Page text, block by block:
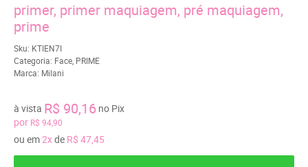
primer, primer maquiagem, pré maquiagem,
prime
Sku: KTIEN7I
Categoria: Face PRIME
Marca: Milani
por R$ 94,90
à vista R$ 90,16 no Pix
ou em2xde R$ 47,45